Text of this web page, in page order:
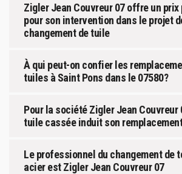
Zigler Jean Couvreur 07 offre un prix
pour son intervention dans le projet
changement de tuile
À qui peut-on confier les
tuiles à Saint Pons dans le 07580?
Pour la société Zigler Jean Couvreur
tuile cassée induit son remplacement
Le professionnel du changement de
acier est Zigler Jean Couvreur 07